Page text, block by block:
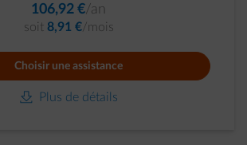
106,92 €/an
soit 8,91 €/mois
Choisir une assistance
download-icon Plus de détails